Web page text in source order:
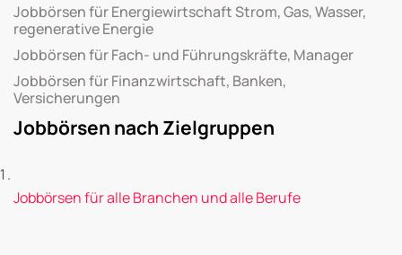
Jobbörsen für Energiewirtschaft Strom, Gas, Wasser,
regenerative Energie
Jobbörsen für Fach- und Führungskräfte, Manager
Jobbörsen für Finanzwirtschaft, Banken,
Versicherungen
Jobbörsen nach Zielgruppen
Jobbörsen für alle Branchen und alle Berufe